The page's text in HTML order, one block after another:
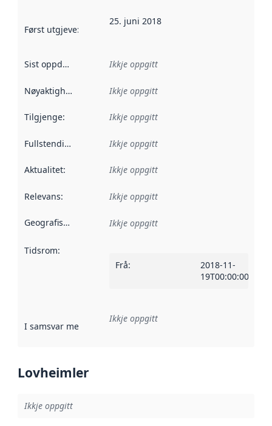
Først utgjeve: Denne datoen seier når dataa i dette
25. juni 2018
Sist oppdatert Ikkje oppgitt
Nøyaktigheit Ikkje oppgitt
Tilgjenge: Ikkje oppgitt
Fullstendigheit Ikkje oppgitt
Aktualitet: Ikkje oppgitt
Relevans: Ikkje oppgitt
Geografisk område Ikkje oppgitt
Tidsrom:
Frå:
2018-11-
19T00:00:00Z
I samsvar med Referanse til ei implementeringsregel eller
Ikkje oppgitt
Lovheimler
Ikkje oppgitt